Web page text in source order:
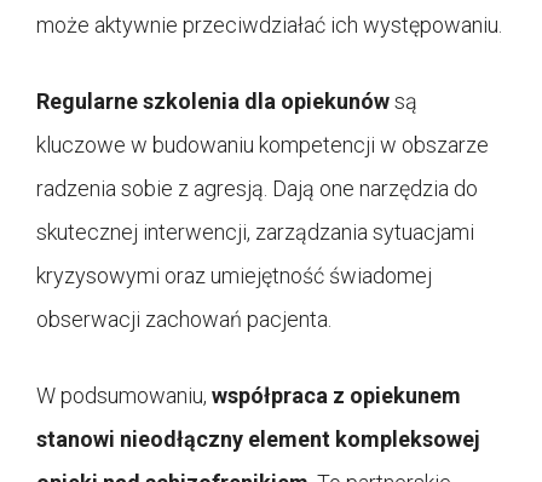
może aktywnie przeciwdziałać ich występowaniu.
Regularne szkolenia dla opiekunówsą
kluczowe w budowaniu kompetencji w obszarze
radzenia sobie z agresją. Dają one narzędzia do
skutecznej interwencji, zarządzania sytuacjami
kryzysowymi oraz umiejętność świadomej
obserwacji zachowań pacjenta.
W podsumowaniu, współpraca z opiekunem
stanowi nieodłączny element kompleksowej